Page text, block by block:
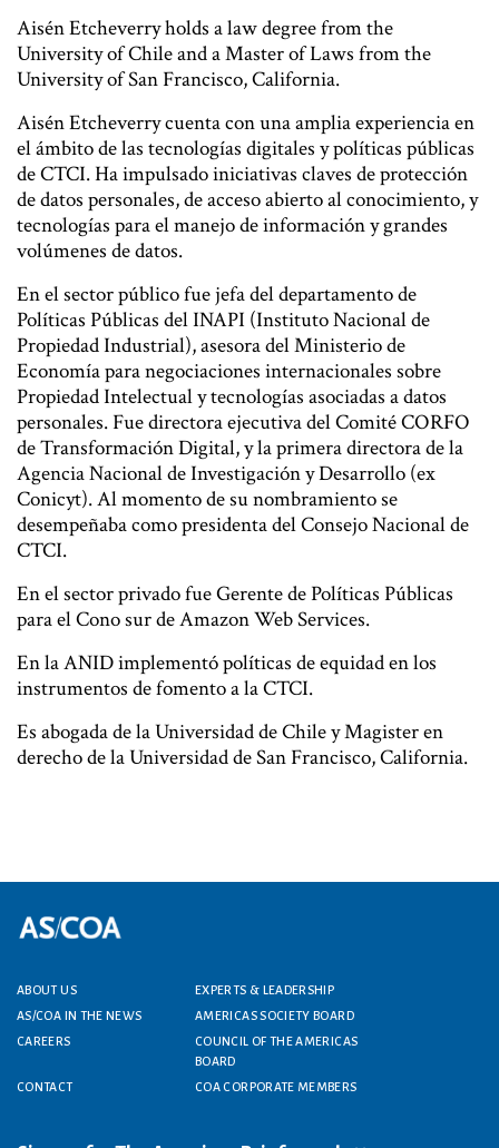
Aisén Etcheverry holds a law degree from the
University of Chile and a Master of Laws from the
University of San Francisco, California.
Aisén Etcheverry cuenta con una amplia experiencia en
el ámbito de las tecnologías digitales y políticas públicas
de CTCI. Ha impulsado iniciativas claves de protección
de datos personales, de acceso abierto al conocimiento, y
tecnologías para el manejo de información y grandes
volúmenes de datos.
En el sector público fue jefa del departamento de
Políticas Públicas del INAPI (Instituto Nacional de
Propiedad Industrial), asesora del Ministerio de
Economía para negociaciones internacionales sobre
Propiedad Intelectual y tecnologías asociadas a datos
personales. Fue directora ejecutiva del Comité CORFO
de Transformación Digital, y la primera directora de la
Agencia Nacional de Investigación y Desarrollo (ex
Conicyt). Al momento de su nombramiento se
desempeñaba como presidenta del Consejo Nacional de
CTCI.
En el sector privado fue Gerente de Políticas Públicas
para el Cono sur de Amazon Web Services.
En la ANID implementó políticas de equidad en los
instrumentos de fomento a la CTCI.
Es abogada de la Universidad de Chile y Magister en
derecho de la Universidad de San Francisco, California.
Footer menu
ABOUT US
EXPERTS & LEADERSHIP
AS/COA IN THE NEWS
AMERICAS SOCIETY BOARD
CAREERS
COUNCIL OF THE AMERICAS
BOARD
CONTACT
COA CORPORATE MEMBERS